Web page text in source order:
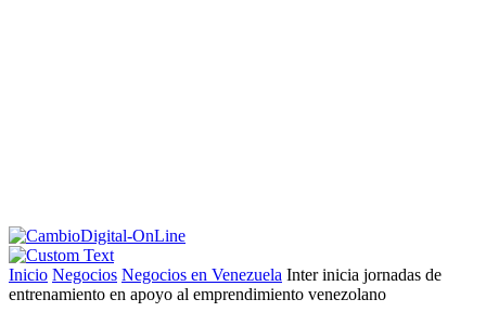
Inicio Negocios Negocios en Venezuela Inter inicia jornadas de
entrenamiento en apoyo al emprendimiento venezolano